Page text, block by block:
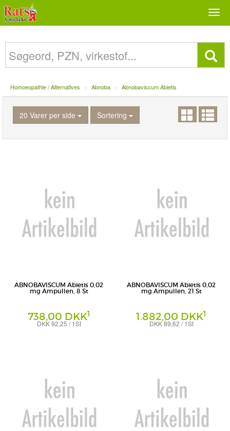
Homoeopathie / Alternatives Abnoba Abnobaviscum Abietis
20 Varer per side Sortering
ABNOBAVISCUM Abietis 0,02
mg Ampullen, 8 St
738,00 DKK1
DKK 92,25 / 1St
ABNOBAVISCUM Abietis 0,02
mg Ampullen, 21 St
1.882,00 DKK1
DKK 89,62 / 1St